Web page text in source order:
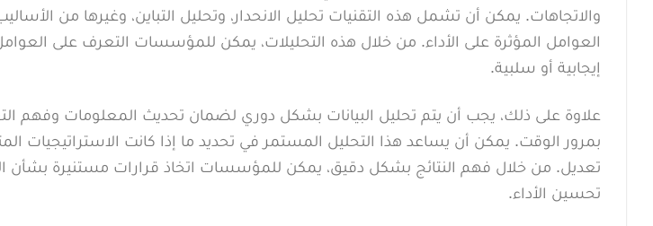
والاتجاهات. يمكن أن تشمل هذه التقنيات تحليل الانحدار، وتحليل التباين، وغيرها من
العوامل المؤثرة على الأداء. من خلال هذه التحليلات، يمكن للمؤسسات التعرف على
إيجابية أو سلبية.
علاوة على ذلك، يجب أن يتم تحليل البيانات بشكل دوري لضمان تحديث المعلومات وفهم
بمرور الوقت. يمكن أن يساعد هذا التحليل المستمر في تحديد ما إذا كانت الاستراتيجيات
تعديل. من خلال فهم النتائج بشكل دقيق، يمكن للمؤسسات اتخاذ قرارات مستنيرة بشأن
تحسين الأداء.